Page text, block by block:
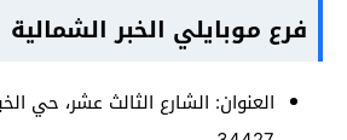
فرع موبايلي الخبر الشمالية
العنوان: الشارع الثالث عشر، حي